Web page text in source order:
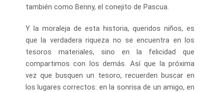
también como Benny, el conejito de Pascua.
Y la moraleja de esta historia, queridos niños, es
que la verdadera riqueza no se encuentra en los
tesoros materiales, sino en la felicidad que
compartimos con los demás. Así que la próxima
vez que busquen un tesoro, recuerden buscar en
los lugares correctos: en la sonrisa de un amigo, en